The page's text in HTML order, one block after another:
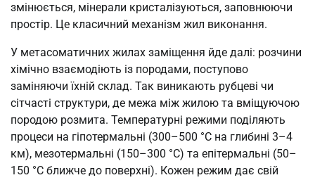
змінюється, мінерали кристалізуються, заповнюючи
простір. Це класичний механізм жил виконання.
У метасоматичних жилах заміщення йде далі: розчини
хімічно взаємодіють із породами, поступово
заміняючи їхній склад. Так виникають рубцеві чи
сітчасті структури, де межа між жилою та вміщуючою
породою розмита. Температурні режими поділяють
процеси на гіпотермальні (300–500 °C на глибині 3–4
км), мезотермальні (150–300 °C) та епітермальні (50–
150 °C ближче до поверхні). Кожен режим дає свій